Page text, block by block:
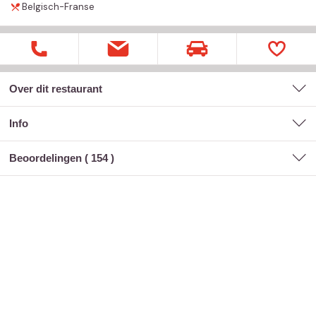
Belgisch-Franse
Over dit restaurant
Info
Beoordelingen ( 154)